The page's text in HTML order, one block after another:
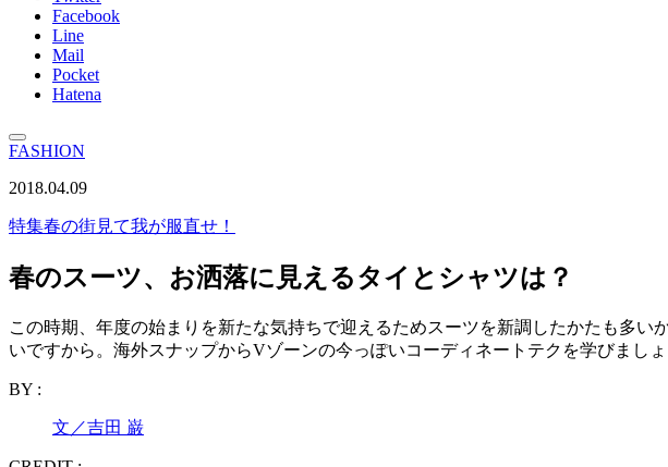
Facebook
Line
Mail
Pocket
Hatena
FASHION
2018.04.09
特集春の街見て我が服直せ！
春のスーツ、お洒落に見えるタイとシャツは？
この時期、年度の始まりを新たな気持ちで迎えるためスーツを新調したかたも多
いですから。海外スナップからVゾーンの今っぽいコーディネートテクを学びましょ
BY :
文／吉田 巌